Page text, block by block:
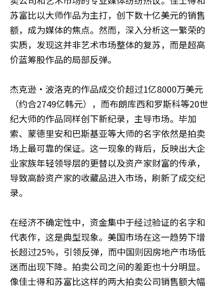
苏富比以大师作品为主打，创下数十亿美元的销售
额，成为媒体的焦点。然而，深入分析这一繁荣的
实质，发现这并非艺术市场整体的复苏，而是超高
价蓝筹股作品的局部反弹。
杰克逊·波洛克的作品成交价超过1亿8000万美元
（约合2749亿韩元），而布朗库西和罗斯科等20世
纪大师的作品同样创下新纪录，主导市场。毕加
索、蒙德里安和巴斯基亚等大师的名字依然是拍卖
场上最可靠的保证。这一现象的背后，反映出大企
业家族年轻领导层的更替以及资产家财富的传承，
导致高龄资产家的收藏品进入市场，刷新了成交纪
录。
在经济不确定性中，资金集中于经过验证的名字和
代表作，这是典型现象。美国市场在这一趋势下增
长超过25%，引领反弹，而中国则因房地产市场低
迷而出现下降。拍卖公司之间的差距也十分明显。
像佳士得和苏富比这样的两大拍卖公司销售额大幅